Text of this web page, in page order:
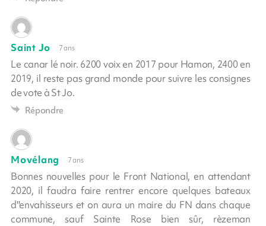
Saint Jo 7 ans
Le canar lé noir. 6200 voix en 2017 pour Hamon, 2400 en
2019, il reste pas grand monde pour suivre les consignes
de vote à St Jo.
Répondre
Movélang 7 ans
Bonnes nouvelles pour le Front National, en attendant
2020, il faudra faire rentrer encore quelques bateaux
d''envahisseurs et on aura un maire du FN dans chaque
commune, sauf Sainte Rose bien sûr, rèzeman